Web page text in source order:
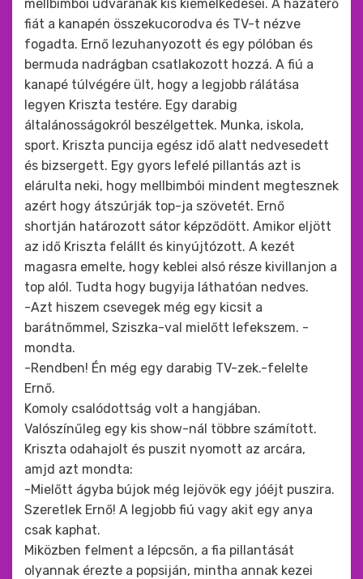
mellbimbói udvarának kis kiemelkedései. A hazatérő
fiát a kanapén összekucorodva és TV-t nézve
fogadta. Ernő lezuhanyozott és egy pólóban és
bermuda nadrágban csatlakozott hozzá. A fiú a
kanapé túlvégére ült, hogy a legjobb rálátása
legyen Kriszta testére. Egy darabig
általánosságokról beszélgettek. Munka, iskola,
sport. Kriszta puncija egész idő alatt nedvesedett
és bizsergett. Egy gyors lefelé pillantás azt is
elárulta neki, hogy mellbimbói mindent megtesznek
azért hogy átszúrják top-ja szövetét. Ernő
shortján határozott sátor képződött. Amikor eljött
az idő Kriszta felállt és kinyújtózott. A kezét
magasra emelte, hogy keblei alsó része kivillanjon a
top alól. Tudta hogy bugyija láthatóan nedves.
-Azt hiszem csevegek még egy kicsit a
barátnőmmel, Sziszka-val mielőtt lefekszem. -
mondta.
-Rendben! Én még egy darabig TV-zek.-felelte
Ernő.
Komoly csalódottság volt a hangjában.
Valószínűleg egy kis show-nál többre számított.
Kriszta odahajolt és puszit nyomott az arcára,
amjd azt mondta:
-Mielőtt ágyba bújok még lejövök egy jóéjt puszira.
Szeretlek Ernő! A legjobb fiú vagy akit egy anya
csak kaphat.
Miközben felment a lépcsőn, a fia pillantását
olyannak érezte a popsiján, mintha annak kezei